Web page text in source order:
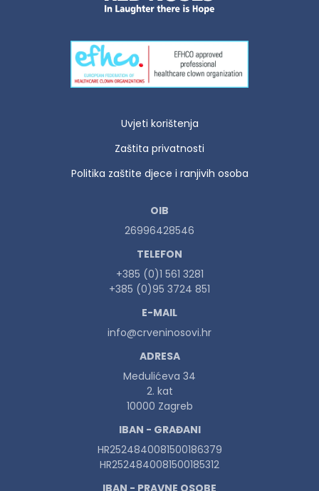
Uvjeti korištenja
Zaštita privatnosti
Politika zaštite djece i ranjivih osoba
OIB
26996428546
TELEFON
+385 (0)1 561 3281
+385 (0)95 3724 851
E-MAIL
info@crveninosovi.hr
ADRESA
Medulićeva 34
2. kat
10000 Zagreb
IBAN - GRAĐANI
HR2524840081500186379
HR2524840081500185312